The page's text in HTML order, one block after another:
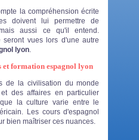
la compréhension écrite
doivent lui permettre de
aussi ce qu'il entend.
seront vues lors d'une autre
lyon.
et formation espagnol lyon
de la civilisation du monde
des affaires en particulier
la culture varie entre le
Les cours d'espagnol
bien maîtriser ces nuances.